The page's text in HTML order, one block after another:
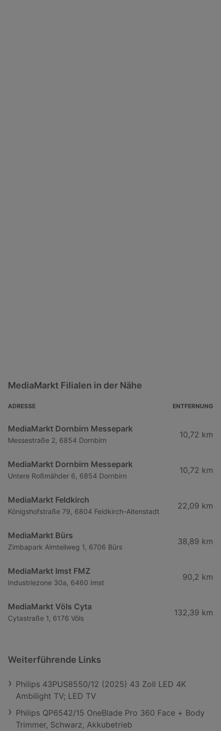
MediaMarkt Filialen in der Nähe
ADRESSE ENTFERNUNG
MediaMarkt Dornbirn Messepark
Messestraße 2, 6854 Dornbirn
10,72 km
MediaMarkt Dornbirn Messepark
Untere Roßmähder 6, 6854 Dornbirn
10,72 km
MediaMarkt Feldkirch
Königshofstraße 79, 6804 Feldkirch-Altenstadt
22,09 km
MediaMarkt Bürs
Zimbapark Almteilweg 1, 6706 Bürs
38,89 km
MediaMarkt Imst FMZ
Industriezone 30a, 6460 Imst
90,2 km
MediaMarkt Völs Cyta
Cytastraße 1, 6176 Völs
132,39 km
Weiterführende Links
Philips 43PUS8550/12 (2025) 43 Zoll LED 4K
Ambilight TV; LED TV
Philips QP6542/15 OneBlade Pro 360 Face + Body
Trimmer, Schwarz, Akkubetrieb